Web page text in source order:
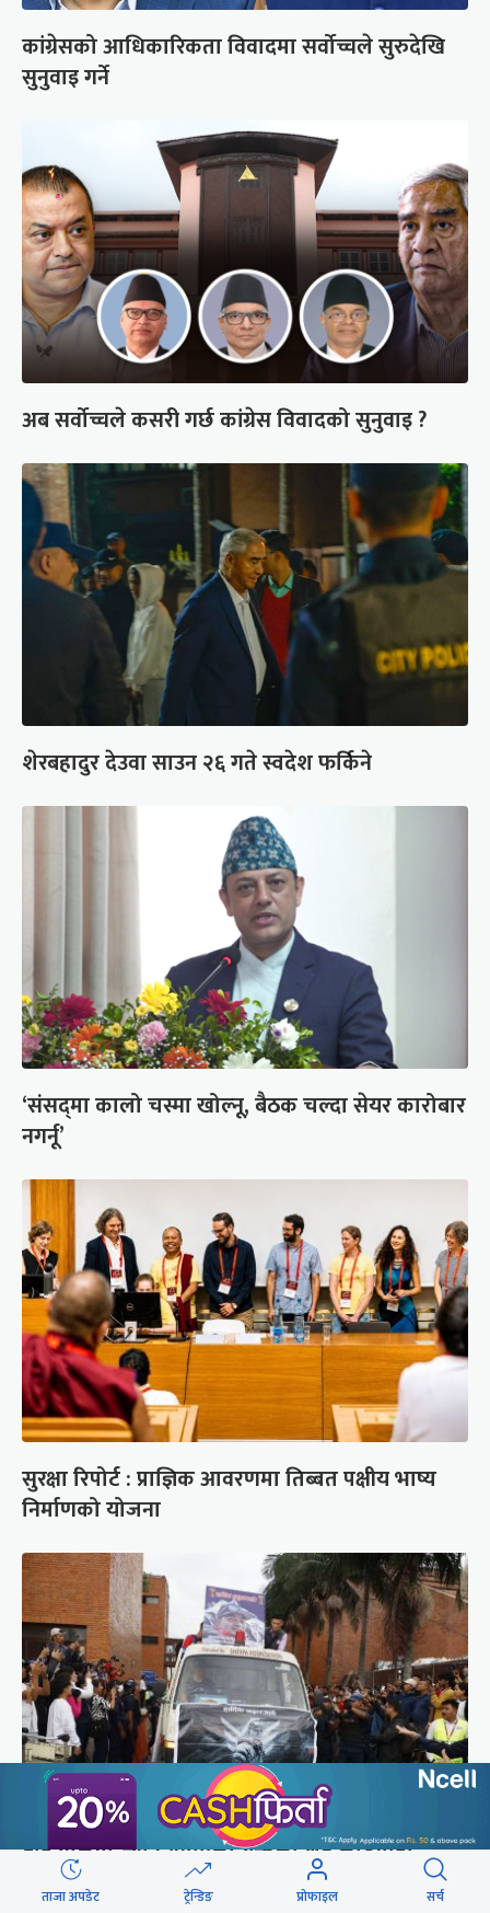
कांग्रेसको आधिकारिकता विवादमा सर्वोच्चले सुरुदेखि
सुनुवाइ गर्ने
अब सर्वोच्चले कसरी गर्छ कांग्रेस विवादको सुनुवाइ ?
शेरबहादुर देउवा साउन २६ गते स्वदेश फर्किने
‘संसद्‍मा कालो चस्मा खोल्नू, बैठक चल्दा सेयर कारोबार
नगर्नू’
सुरक्षा रिपोर्ट : प्राज्ञिक आवरणमा तिब्बत पक्षीय भाष्य
निर्माणको योजना
ब्रोड पिकमा ज्यान गुमाएका युक्तको शव काठमाडौं
ल्याइयो (तस्वीरहरू)
ताजा अपडेट ट्रेन्डिङ प्रोफाइल सर्च